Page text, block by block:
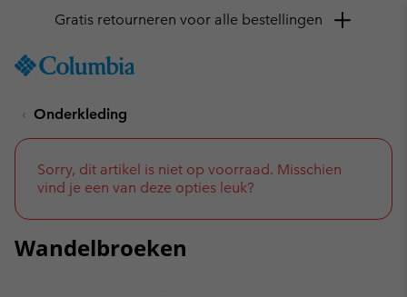
TO
SKIP
NAV
TO
SEARCH
Onderkleding
Sorry, dit artikel is niet op voorraad. Misschien
vind je een van deze opties leuk?
Wandelbroeken